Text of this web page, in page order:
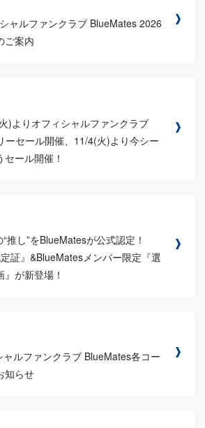
ャルファンクラブ BlueMates 2026
ご案内
)よりオフィシャルファンクラブ
ーセール開催、11/4(火)より今シー
ール開催！
推し”をBlueMatesが公式認定！
証』&BlueMatesメンバー限定『選
が新登場！
ャルファンクラブ BlueMates各コー
知らせ